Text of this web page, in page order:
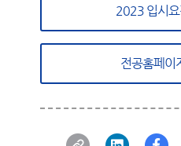
2023 입시요
전공홈페이